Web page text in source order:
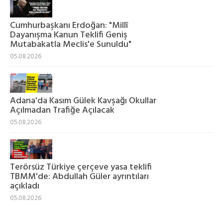
Cumhurbaşkanı Erdoğan: "Millî
Dayanışma Kanun Teklifi Geniş
Mutabakatla Meclis'e Sunuldu"
05.08.2026
Adana'da Kasım Gülek Kavşağı Okullar
Açılmadan Trafiğe Açılacak
05.08.2026
Terörsüz Türkiye çerçeve yasa teklifi
TBMM'de: Abdullah Güler ayrıntıları
açıkladı
05.08.2026